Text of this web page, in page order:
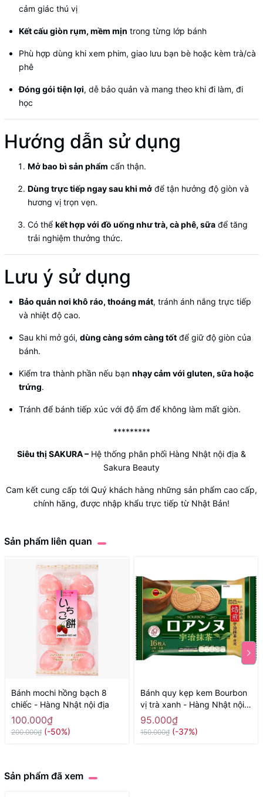
cảm giác thú vị
Kết cấu giòn rụm, mềm mịn trong từng lớp bánh
Phù hợp dùng khi xem phim, giao lưu bạn bè hoặc kèm trà/cà
phê
Đóng gói tiện lợi, dễ bảo quản và mang theo khi đi làm, đi
học
Hướng dẫn sử dụng
Mở bao bì sản phẩm cẩn thận.
Dùng trực tiếp ngay sau khi mở để tận hưởng độ giòn và
hương vị trọn vẹn.
Có thể kết hợp với đồ uống như trà, cà phê, sữa để tăng
trải nghiệm thưởng thức.
Lưu ý sử dụng
Bảo quản nơi khô ráo, thoáng mát, tránh ánh nắng trực tiếp
và nhiệt độ cao.
Sau khi mở gói, dùng càng sớm càng tốt để giữ độ giòn của
bánh.
Kiểm tra thành phần nếu bạn nhạy cảm với gluten, sữa hoặc
trứng.
Tránh để bánh tiếp xúc với độ ẩm để không làm mất giòn.
*********
Siêu thị SAKURA– Hệ thống phân phối Hàng Nhật nội địa &
Sakura Beauty
Cam kết cung cấp tới Quý khách hàng những sản phẩm cao cấp,
chính hãng, được nhập khẩu trực tiếp từ Nhật Bản!
Sản phẩm liên quan
Bánh mochi hồng bạch 8
chiếc - Hàng Nhật nội địa
100.000₫
200.000₫ (-50%)
Bánh quy kẹp kem Bourbon
vị trà xanh - Hàng Nhật nội
địa
95.000₫
150.000₫ (-37%)
Sản phẩm đã xem